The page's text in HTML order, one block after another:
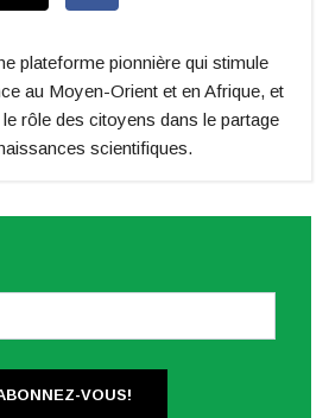
plateforme pionnière qui stimule
au Moyen-Orient et en Afrique, et
rôle des citoyens dans le partage
scientifiques.
VOUS!